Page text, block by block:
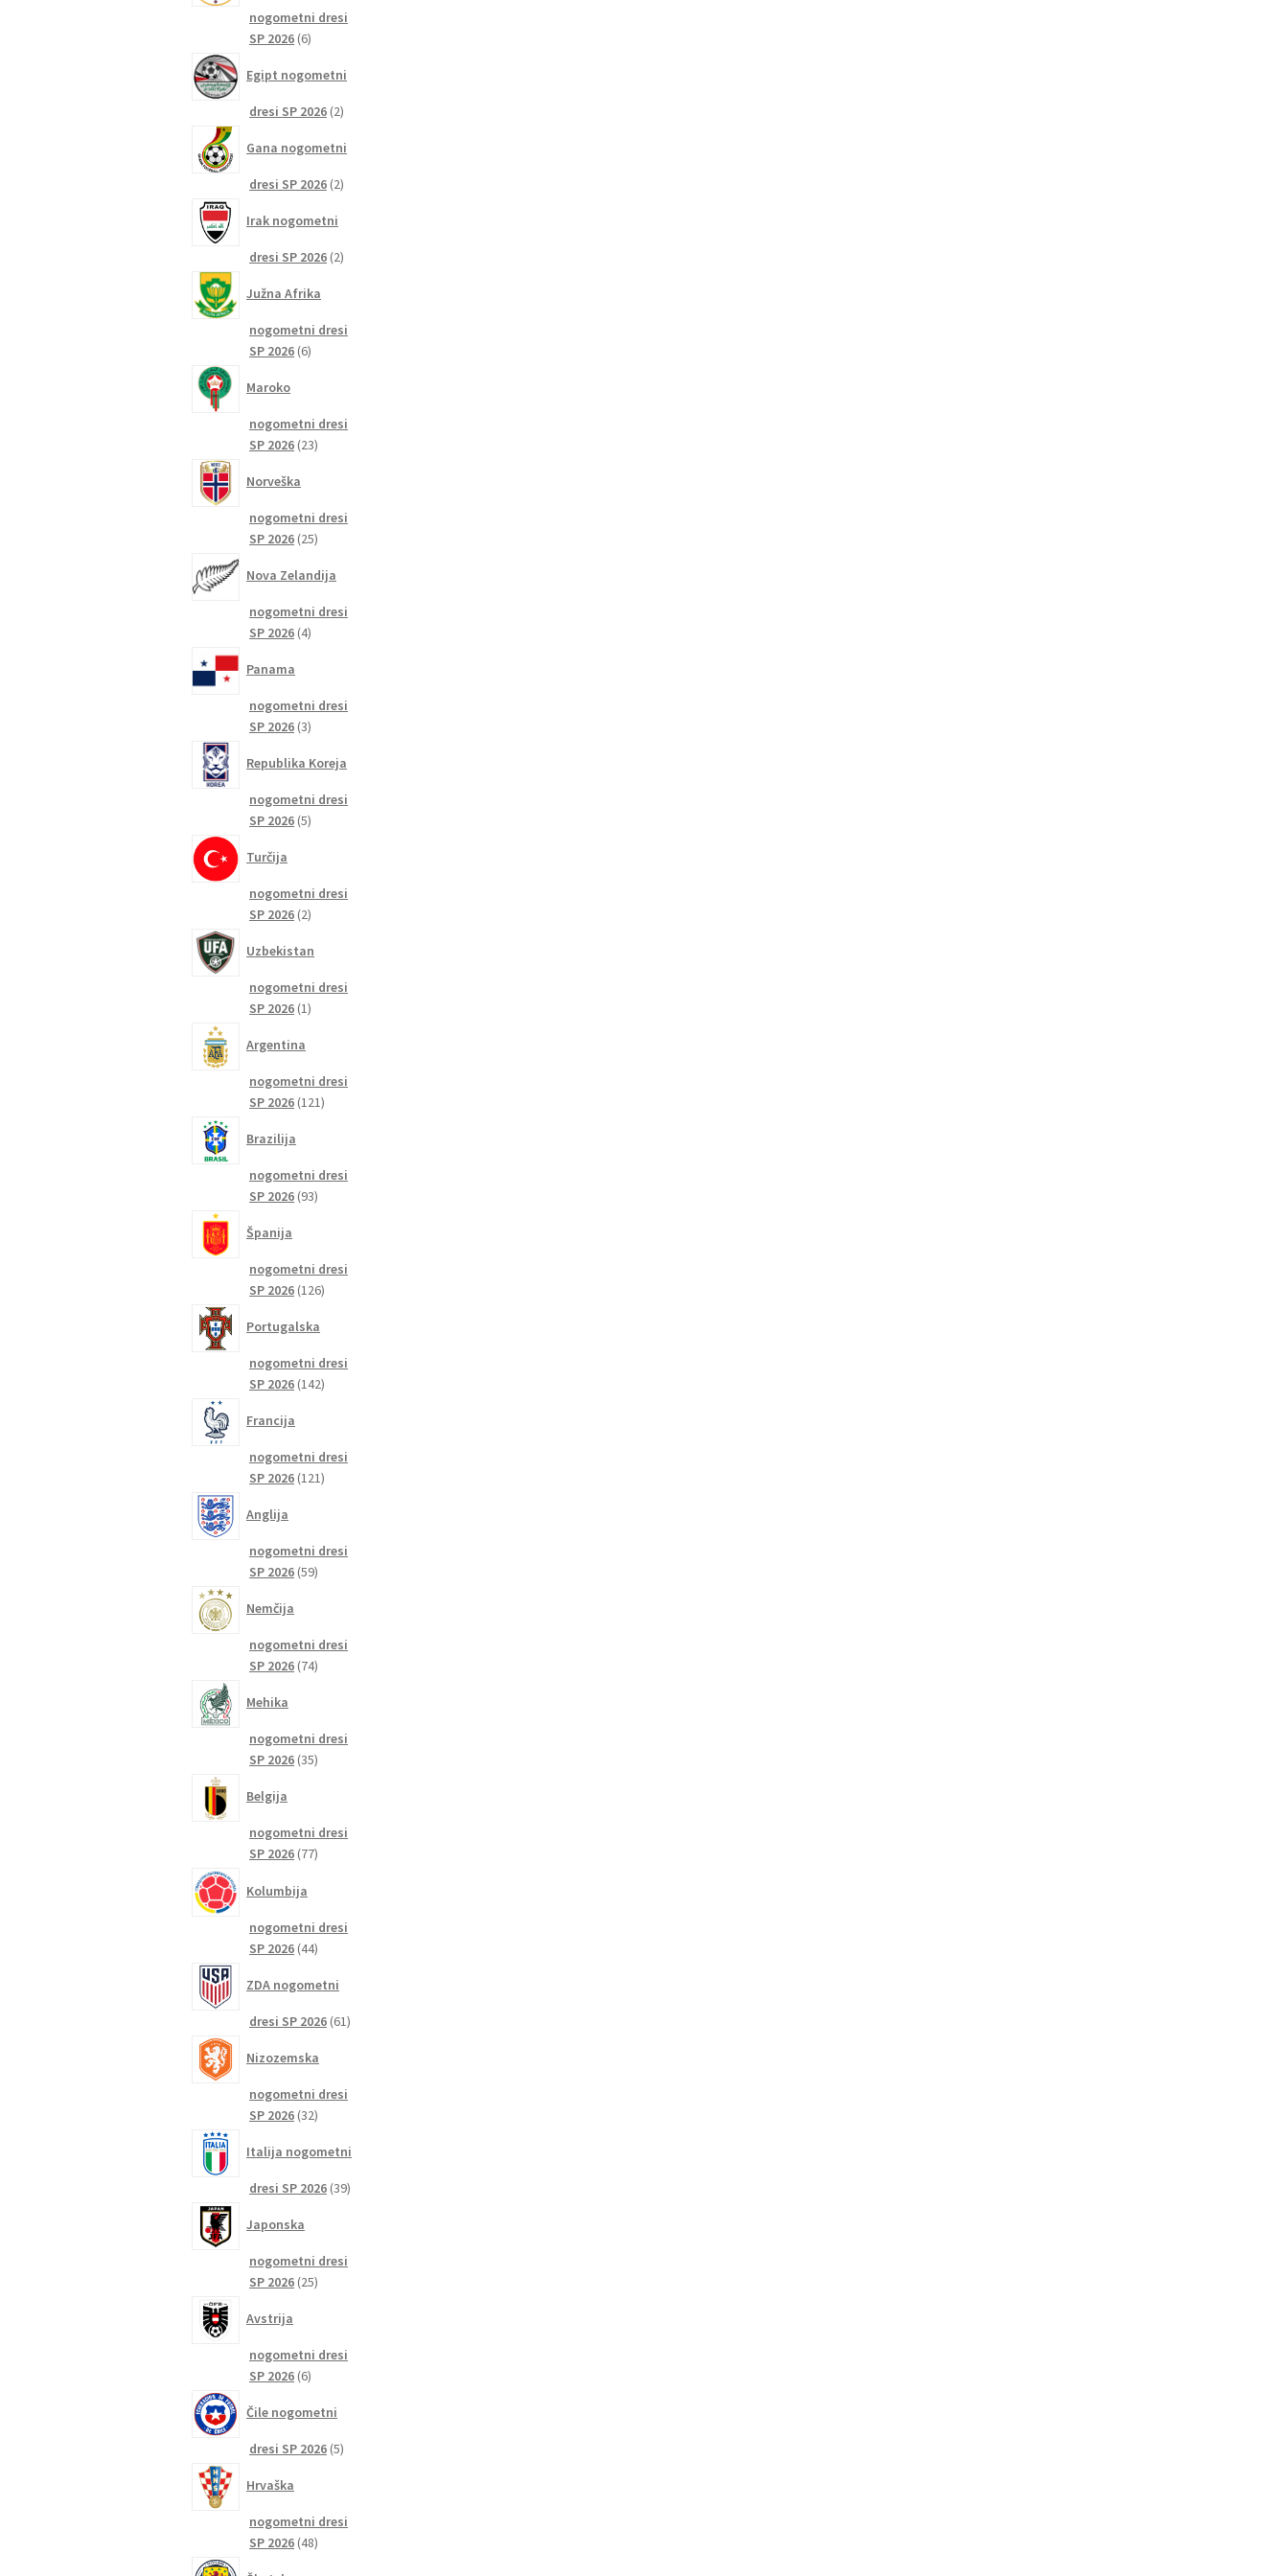
nogometni dresi
SP 2026 66
Egipt nogometni
dresi SP 2026 22
Gana nogometni
dresi SP 2026 22
Irak nogometni
dresi SP 2026 22
Južna Afrika
nogometni dresi
SP 2026 66
Maroko
nogometni dresi
SP 2026 2323
Norveška
nogometni dresi
SP 2026 2525
Nova Zelandija
nogometni dresi
SP 2026 44
Panama
nogometni dresi
SP 2026 33
Republika Koreja
nogometni dresi
SP 2026 55
Turčija
nogometni dresi
SP 2026 22
Uzbekistan
nogometni dresi
SP 2026 11
Argentina
nogometni dresi
SP 2026 121121
Brazilija
nogometni dresi
SP 2026 9393
Španija
nogometni dresi
SP 2026 126126
Portugalska
nogometni dresi
SP 2026 142142
Francija
nogometni dresi
SP 2026 121121
Anglija
nogometni dresi
SP 2026 5959
Nemčija
nogometni dresi
SP 2026 7474
Mehika
nogometni dresi
SP 2026 3535
Belgija
nogometni dresi
SP 2026 7777
Kolumbija
nogometni dresi
SP 2026 4444
ZDA nogometni
dresi SP 2026 6161
Nizozemska
nogometni dresi
SP 2026 3232
Italija nogometni
dresi SP 2026 3939
Japonska
nogometni dresi
SP 2026 2525
Avstrija
nogometni dresi
SP 2026 66
Čile nogometni
dresi SP 2026 55
Hrvaška
nogometni dresi
SP 2026 4848